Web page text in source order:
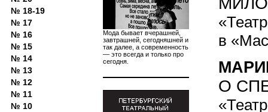
Мода бывает вчерашней,
завтрашней, сегодняшней и
так далее, а современность
— это всегда и только про
сегодня.
в
О
№ 18-19
№ 17
№ 16
№ 15
№ 14
№ 13
№ 12
№ 11
№ 10